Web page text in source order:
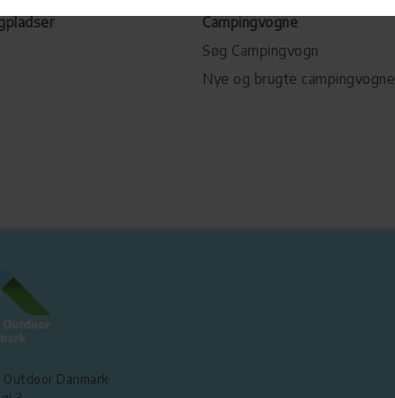
Campingvogne
Søg Campingvogn
Nye og brugte campingvogne
Outdoor Danmark